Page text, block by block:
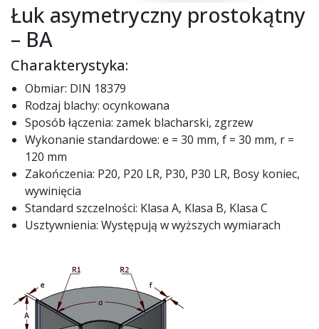
Łuk asymetryczny prostokątny
– BA
Charakterystyka:
Obmiar: DIN 18379
Rodzaj blachy: ocynkowana
Sposób łączenia: zamek blacharski, zgrzew
Wykonanie standardowe: e = 30 mm, f = 30 mm, r =
120 mm
Zakończenia: P20, P20 LR, P30, P30 LR, Bosy koniec,
wywinięcia
Standard szczelności: Klasa A, Klasa B, Klasa C
Usztywnienia: Występują w wyższych wymiarach